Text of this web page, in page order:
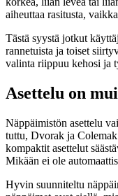
aiheuttaa rasitusta,
Tästä syystä jotkut
rannetuista ja toiset
valinta riippuu kehosi ja
Asettelu on
Näppäimistön asettelu
tuttu, Dvorak ja
kompaktit asettelut
Mikään ei ole
Hyvin suunniteltu